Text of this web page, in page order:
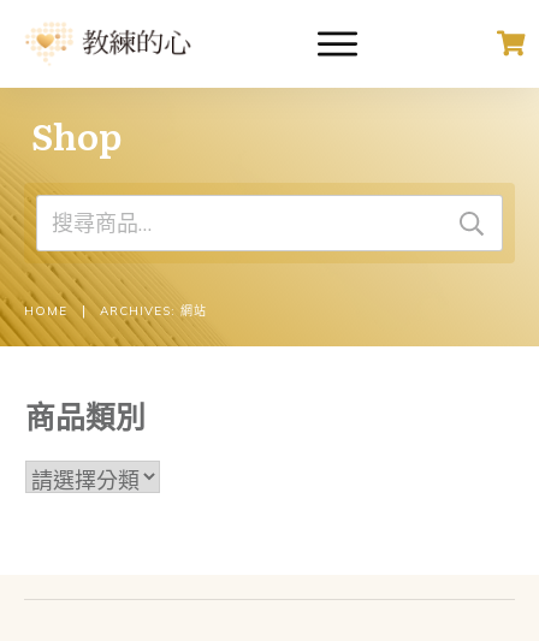
Shop
搜
尋
關
鍵
字:
HOME | ARCHIVES: 網站
商品類別